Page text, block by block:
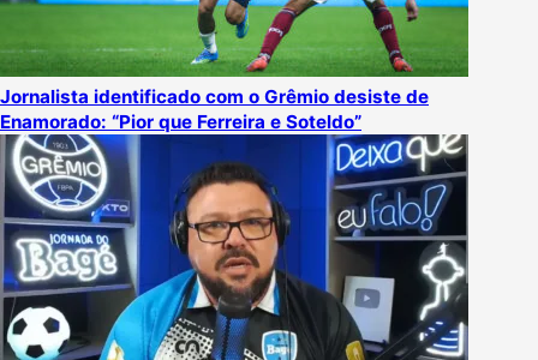
Jornalista identificado com o Grêmio desiste de
Enamorado: “Pior que Ferreira e Soteldo”